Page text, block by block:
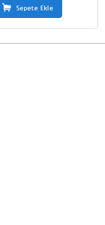
Sepete Ekle